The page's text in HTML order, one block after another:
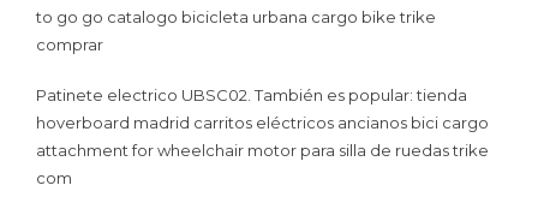
to go go catalogo bicicleta urbana cargo bike trike
comprar
Patinete electrico UBSC02. También es popular: tienda
hoverboard madrid carritos eléctricos ancianos bici cargo
attachment for wheelchair motor para silla de ruedas trike
com